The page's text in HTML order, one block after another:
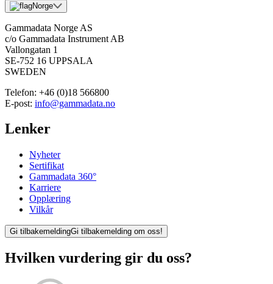
Norge
Gammadata Norge AS
c/o Gammadata Instrument AB
Vallongatan 1
SE-752 16 UPPSALA
SWEDEN
Telefon: +46 (0)18 566800
E-post: info@gammadata.no
Lenker
Nyheter
Sertifikat
Gammadata 360°
Karriere
Opplæring
Vilkår
Gi tilbakemeldingGi tilbakemelding om oss!
Hvilken vurdering gir du oss?